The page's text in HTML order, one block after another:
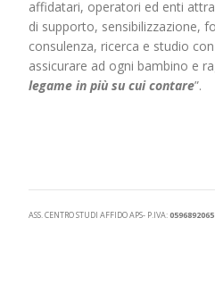
affidatari, operatori ed enti
di supporto, sensibilizzazione,
consulenza, ricerca e studio
assicurare ad ogni bambino e
legame in più su cui contare”.
ASS. CENTRO STUDI AFFIDO APS- P.IVA: